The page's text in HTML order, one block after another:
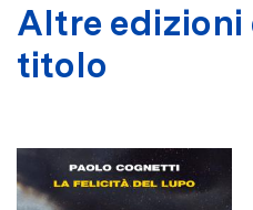
Altre edizioni
titolo